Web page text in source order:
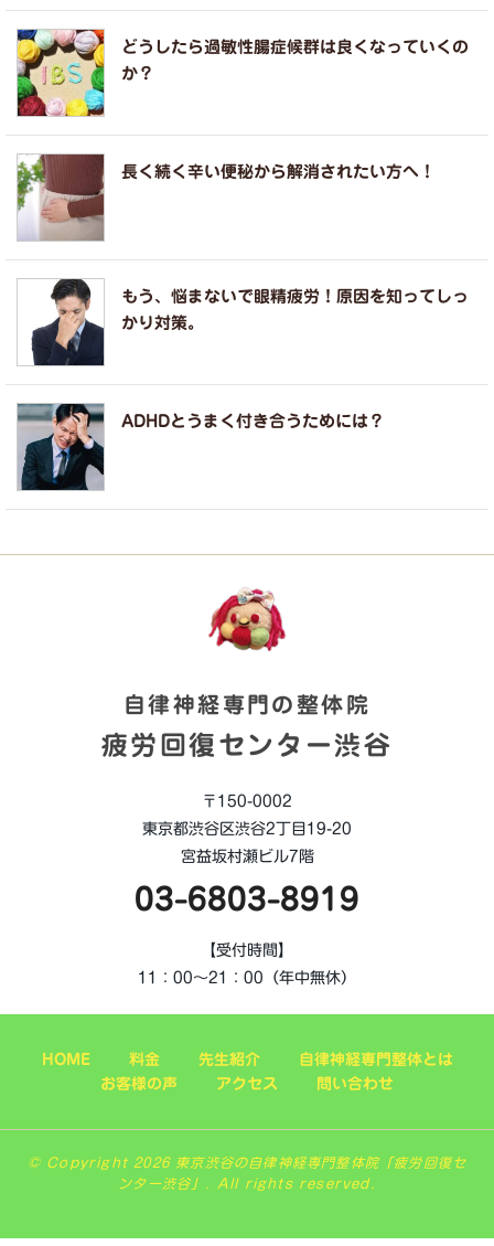
どうしたら過敏性腸症候群は良くなっていくの
か？
長く続く辛い便秘から解消されたい方へ！
もう、悩まないで眼精疲労！原因を知ってしっ
かり対策。
ADHDとうまく付き合うためには？
自律神経専門の整体院
疲労回復センター渋谷
〒150-0002
東京都渋谷区渋谷2丁目19-20
宮益坂村瀬ビル7階
03-6803-8919
【受付時間】
11：00～21：00（年中無休）
HOME 料金 先生紹介
自律神経専門整体とは
お客様の声
アクセス 問い合わせ
© Copyright 2026 東京渋谷の自律神経専門整体院「疲労回復セ
ンター渋谷」. All rights reserved.